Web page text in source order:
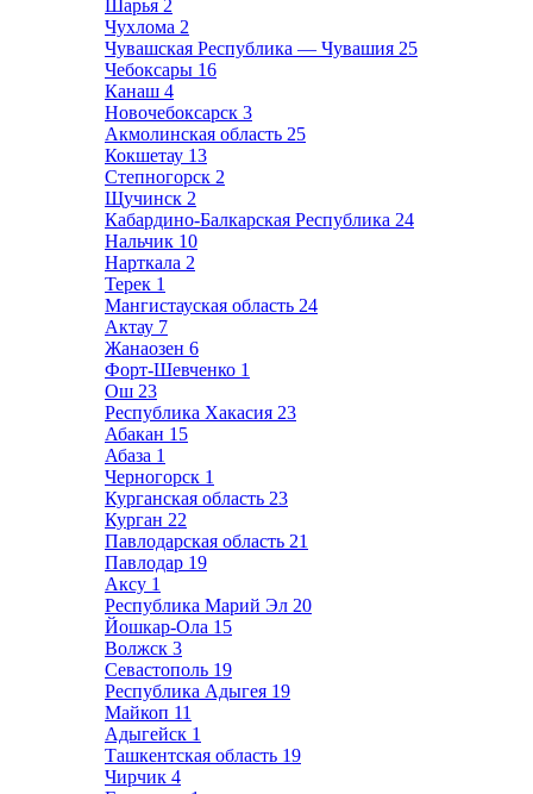
Шарья 2
Чухлома 2
Чувашская Республика — Чувашия 25
Чебоксары 16
Канаш 4
Новочебоксарск 3
Акмолинская область 25
Кокшетау 13
Степногорск 2
Щучинск 2
Кабардино-Балкарская Республика 24
Нальчик 10
Нарткала 2
Терек 1
Мангистауская область 24
Актау 7
Жанаозен 6
Форт-Шевченко 1
Ош 23
Республика Хакасия 23
Абакан 15
Абаза 1
Черногорск 1
Курганская область 23
Курган 22
Павлодарская область 21
Павлодар 19
Аксу 1
Республика Марий Эл 20
Йошкар-Ола 15
Волжск 3
Севастополь 19
Республика Адыгея 19
Майкоп 11
Адыгейск 1
Ташкентская область 19
Чирчик 4